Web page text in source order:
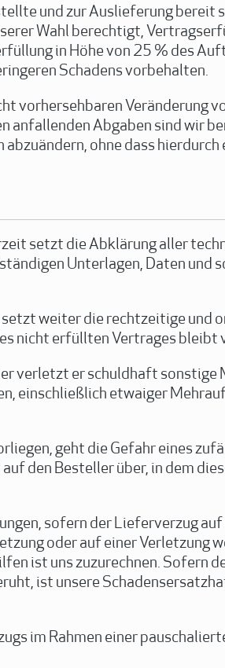
und zur Auslieferung bereit
Wahl berechtigt,
in Höhe von 25 % des
Schadens vorbehalten.
vorhersehbaren Veränderung
anfallenden Abgaben sind wir
abzuändern, ohne dass
setzt die Abklärung aller
Unterlagen, Daten und
weiter die rechtzeitige und
nicht erfüllten Vertrages bleibt
verletzt er schuldhaft
einschließlich etwaiger
geht die Gefahr eines
den Besteller über, in dem
sofern der Lieferverzug
oder auf einer Verletzung
ist uns zuzurechnen. Sofern
ist unsere
im Rahmen einer